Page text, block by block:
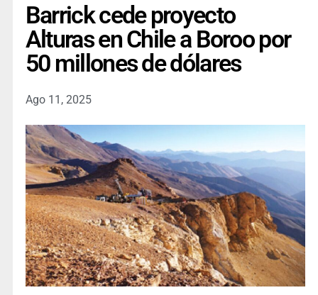
Barrick cede proyecto
Alturas en Chile a Boroo por
50 millones de dólares
Ago 11, 2025